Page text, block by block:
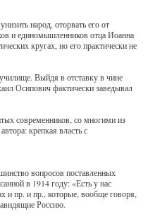
народ, оторвать его от
и единомышленников отца Иоанна
кругах, но его практически не
Выйдя в отставку в чине
Осипович фактически заведывал
современников, со многими из
крепкая власть с
вопросов поставленных
в 1914 году: «Есть у нас
и пр. и пр., которые, вообще говоря,
Россию.